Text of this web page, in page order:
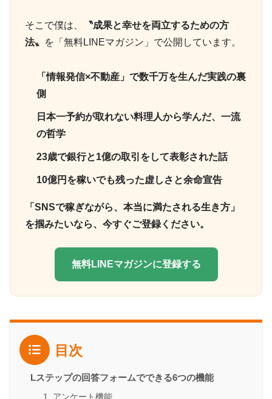
そこで僕は、
〝成果と幸せを両立するための方
法〟
を「無料LINEマガジン」で公開しています。
「情報発信×不動産」で数千万を生んだ実践の裏
側
日本一予約が取れない料理人から学んだ、一流
の哲学
23歳で銀行と1億の取引をして表彰された話
10億円を稼いでも残った虚しさと余命宣告
「SNSで稼ぎながら、本当に満たされる生き方」
を掴みたいなら、今すぐご登録ください。
無料LINEマガジンに登録する
目次
Lステップの回答フォームでできる6つの機能
1. アンケート機能